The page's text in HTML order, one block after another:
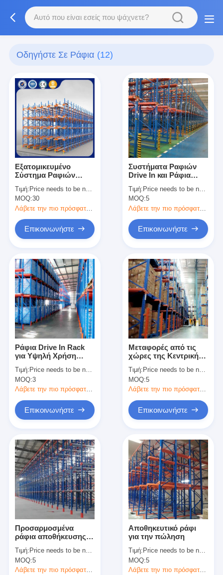
Οδηγήστε Σε Ράφια (12)
Εξατομικευμένο
Σύστημα Ραφιών
Γαλβανισμένη
Επιφάνεια για
Αποθήκευση σε
Αποθήκη βαρέως
τύπου
Τιμή: Price needs to be negotiated
MOQ:30
Λάβετε την πιο πρόσφατη τιμή
Επικοινωνήστε
Συστήματα Ραφιών
Drive In και Ράφια
Αποθήκευση Υψηλής
Πυκνότητας
Προσβάσιμη από
Ανυψωτικά
Μηχανήματα
Βιομηχανικά Ράφια
Τιμή: Price needs to be negotiated
MOQ:5
Επικοινωνήστε
Ράφια Drive In Rack
για Υψηλή Χρήση
Παλετών, Ράφια
Αποθήκης, Ράφια
Απευθείας Πώλησης
Τιμή: Price needs to be negotiated
MOQ:3
Λάβετε την πιο πρόσφατη τιμή
Επικοινωνήστε
Μεταφορές από τις
χώρες της Κεντρικής
Τιμή: Price needs to be negotiated
MOQ:5
Επικοινωνήστε
Προσαρμοσμένα
ράφια αποθήκευσης
Φορκοκύλινδρο
Πρόσβαση σε ράφι με
υψηλή χρήση χώρου
Τιμή: Price needs to be negotiated
MOQ:5
Λάβετε την πιο πρόσφατη τιμή
Αποθηκευτικό ράφι
για την πώληση
Τιμή: Price needs to be negotiated
MOQ:5
Λάβετε την πιο πρόσφατη τιμή